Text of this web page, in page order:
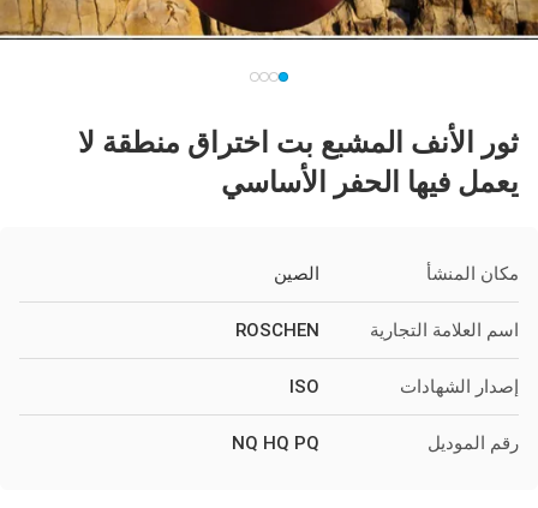
ثور الأنف المشبع بت اختراق منطقة لا
يعمل فيها الحفر الأساسي
مكان المنشأ الصين
اسم العلامة التجارية ROSCHEN
إصدار الشهادات ISO
رقم الموديل NQ HQ PQ